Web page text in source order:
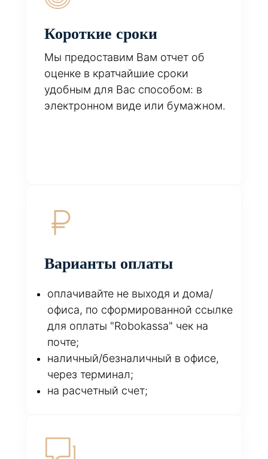
Короткие сроки
Мы предоставим Вам отчет об
оценке в кратчайшие сроки
удобным для Вас способом: в
электронном виде или бумажном.
Варианты оплаты
оплачивайте не выходя и дома/
офиса, по сформированной ссылке
для оплаты "Robokassa" чек на
почте;
наличный/безналичный в офисе,
через терминал;
на расчетный счет;